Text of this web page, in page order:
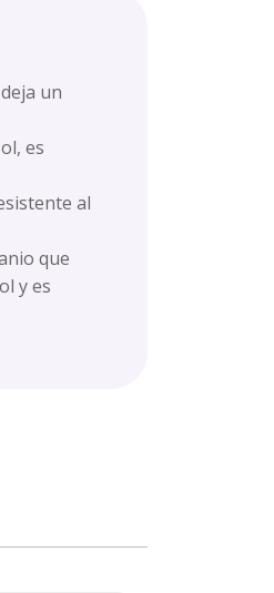
un
es
al
que
y es